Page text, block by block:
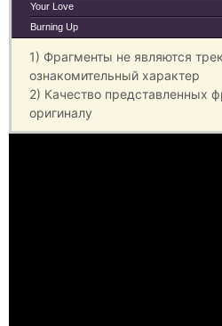
Your Love
Burning Up
1) Фрагменты не являются
ознакомительный характер
2) Качество представленных
оригиналу